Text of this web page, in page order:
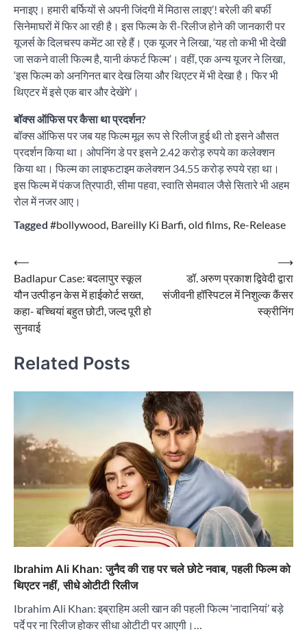
मनाइए। हमारी बर्फियों से अपनी जिंदगी में मिठास लाइए’! बरेली की बर्फी
सिनेमाघरों में फिर आ रही है। इस फिल्म के री-रिलीज होने की जानकारी पर
यूजर्स के दिलचस्प कमेंट आ रहे हैं। एक यूजर ने लिखा, ‘यह तो कभी भी देखी
जा सकने वाली फिल्म है, यानी कंफर्ट फिल्म’। वहीं, एक अन्य यूजर ने लिखा,
‘इस फिल्म को अनगिनत बार देख लिया और थिएटर में भी देखा है। फिर भी
थिएटर में इसे एक बार और देखेंगे’।
बॉक्स ऑफिस पर कैसा था प्रदर्शन?
बॉक्स ऑफिस पर जब यह फिल्म मूल रूप से रिलीज हुई थी तो इसने औसत
प्रदर्शन किया था। ओपनिंग डे पर इसने 2.42 करोड़ रुपये का कलेक्शन
किया था। फिल्म का लाइफटाइम कलेक्शन 34.55 करोड़ रुपये रहा था।
इस फिल्म में पंकज त्रिपाठी, सीमा पहवा, स्वाति सेमवाल जैसे सितारे भी अहम
रोल में नजर आए।
Tagged #bollywood, Bareilly Ki Barfi, old films, Re-Release
Post
navigation
⟵
Badlapur Case: बदलापुर स्कूल
यौन उत्पीड़न केस में हाईकोर्ट सख्त,
कहा- बच्चियां बहुत छोटी, जल्द पूरी हो
सुनवाई
डॉ. अरुण प्रकाश द्विवेदी द्वारा
संजीवनी हॉस्पिटल में निशुल्क कैंसर
स्क्रीनिंग
⟶
Related Posts
Ibrahim Ali Khan: जुनैद की राह पर चले छोटे नवाब, पहली फिल्म को
थिएटर नहीं, सीधे ओटीटी रिलीज
Ibrahim Ali Khan: इब्राहिम अली खान की पहली फिल्म ‘नादानियां’ बड़े
पर्दे पर ना रिलीज होकर सीधा ओटीटी पर आएगी।…